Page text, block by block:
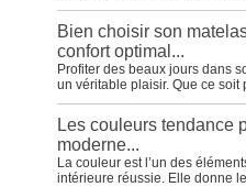
Bien choisir son
confort optimal...
Profiter des beaux jours dans
un véritable plaisir. Que ce soit
Les couleurs tendance
moderne...
La couleur est l’un des
intérieure réussie. Elle donne